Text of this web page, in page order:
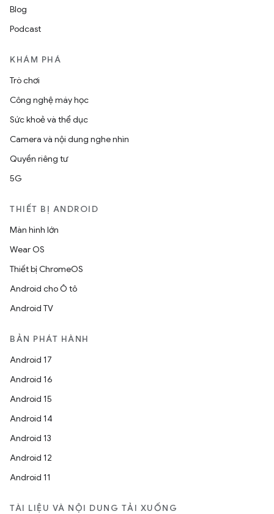
Blog
Podcast
KHÁM PHÁ
Trò chơi
Công nghệ máy học
Sức khoẻ và thể dục
Camera và nội dung nghe nhìn
Quyền riêng tư
5G
THIẾT BỊ ANDROID
Màn hình lớn
Wear OS
Thiết bị ChromeOS
Android cho Ô tô
Android TV
BẢN PHÁT HÀNH
Android 17
Android 16
Android 15
Android 14
Android 13
Android 12
Android 11
TÀI LIỆU VÀ NỘI DUNG TẢI XUỐNG